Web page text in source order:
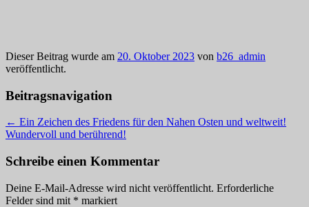
Dieser Beitrag wurde am 20. Oktober 2023 von b26_admin
veröffentlicht.
Beitragsnavigation
← Ein Zeichen des Friedens für den Nahen Osten und weltweit!
Wundervoll und berührend!
Schreibe einen Kommentar
Deine E-Mail-Adresse wird nicht veröffentlicht. Erforderliche
Felder sind mit * markiert